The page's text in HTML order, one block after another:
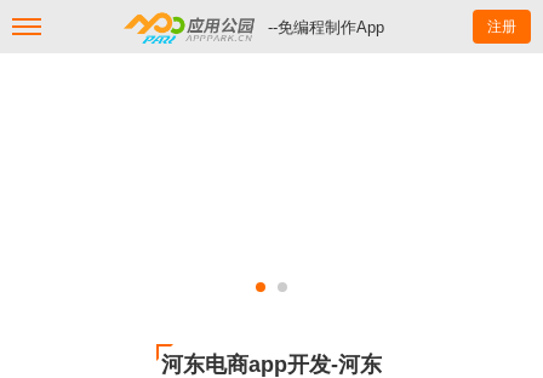
--免编程制作App 注册
河东电商app开发-河东